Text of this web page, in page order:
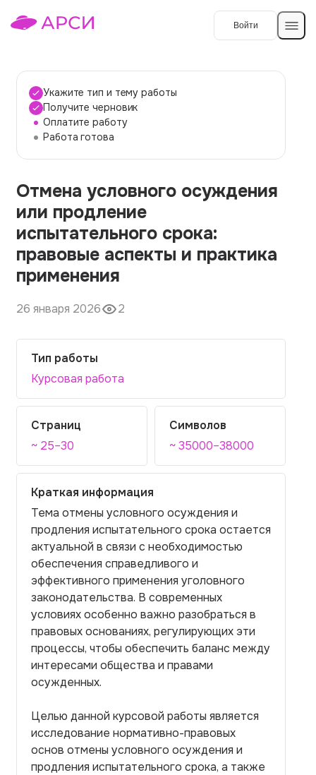
Войти
Темы работ
О сервисе
О компании
Наши гарантии
Порядок оплаты
Вопросы и ответы
Отзывы
Контакты
Укажите тип и тему работы
Получите черновик
Оплатите работу
Работа готова
Отмена условного осуждения
или продление
испытательного срока:
правовые аспекты и практика
применения
26 января 2026 2
Тип работы
Курсовая работа
Страниц
~ 25–30
Символов
~ 35000–38000
Краткая информация
Тема отмены условного осуждения и
продления испытательного срока остается
актуальной в связи с необходимостью
обеспечения справедливого и
эффективного применения уголовного
законодательства. В современных
условиях особенно важно разобраться в
правовых основаниях, регулирующих эти
процессы, чтобы обеспечить баланс между
интересами общества и правами
осужденных.
Целью данной курсовой работы является
исследование нормативно-правовых
основ отмены условного осуждения и
продления испытательного срока, а также